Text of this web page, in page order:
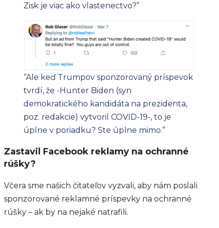
Zisk je viac ako vlastenectvo?”
“Ale keď Trumpov sponzorovaný príspevok
tvrdí, že -Hunter Biden (syn
demokratického kandidáta na prezidenta,
poz. redakcie) vytvoril COVID-19-, to je
úplne v poriadku? Ste úplne mimo.”
Zastavil Facebook reklamy na ochranné
rúšky?
Včera sme našich čitateľov vyzvali, aby nám poslali
sponzorované reklamné príspevky na ochranné
rúšky – ak by na nejaké natrafili.